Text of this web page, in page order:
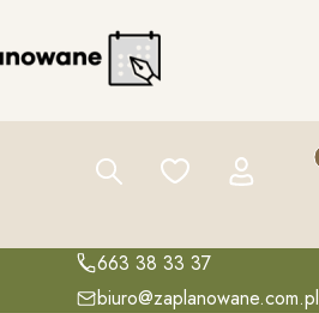
Szukaj Ulubione Zaloguj się
663 38 33 37
biuro@zaplanowane.com.pl